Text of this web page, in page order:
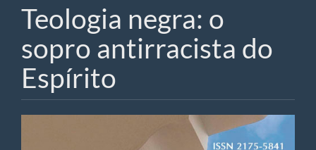
Teologia negra: o
sopro antirracista do
Espírito